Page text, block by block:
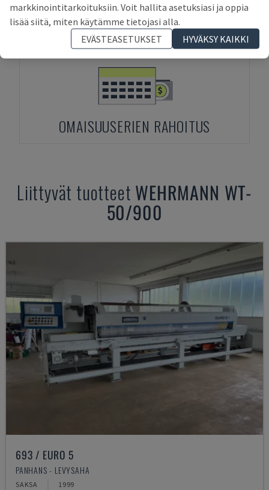
ENNAKKOMAKSU
OMAISUUSERIEN RAHOITUS
Liittyvät tuotteet WEHRMANN WT-
50/900
693 / EURO 5
PANHANS - LEVYSAHA
SAKSA 1999
markkinointitarkoituksiin. Voit hallita asetuksiasi ja oppia
lisää siitä, miten käytämme tietojasi alla.
EVÄSTEASETUKSET
HYVÄKSY KAIKKI